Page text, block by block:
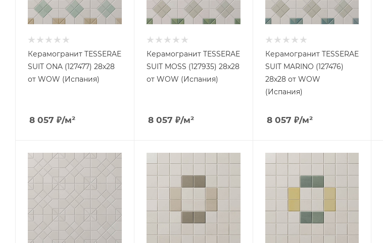
Керамогранит TESSERAE
SUIT ONA (127477) 28x28
от WOW (Испания)
8 057 ₽/м²
Керамогранит TESSERAE
SUIT MOSS (127935) 28x28
от WOW (Испания)
8 057 ₽/м²
Керамогранит TESSERAE
SUIT MARINO (127476)
28x28 от WOW
(Испания)
8 057 ₽/м²